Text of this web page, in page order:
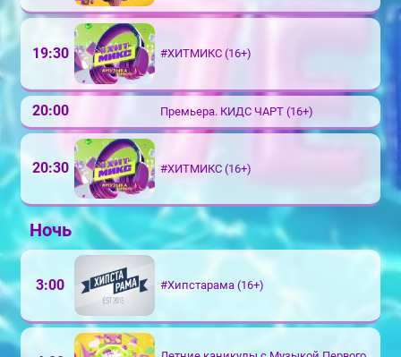
19:30 #ХИТМИКС (16+)
20:00 Премьера. КИДС ЧАРТ (16+)
20:30 #ХИТМИКС (16+)
Ночь
3:00 #Хипстарама (16+)